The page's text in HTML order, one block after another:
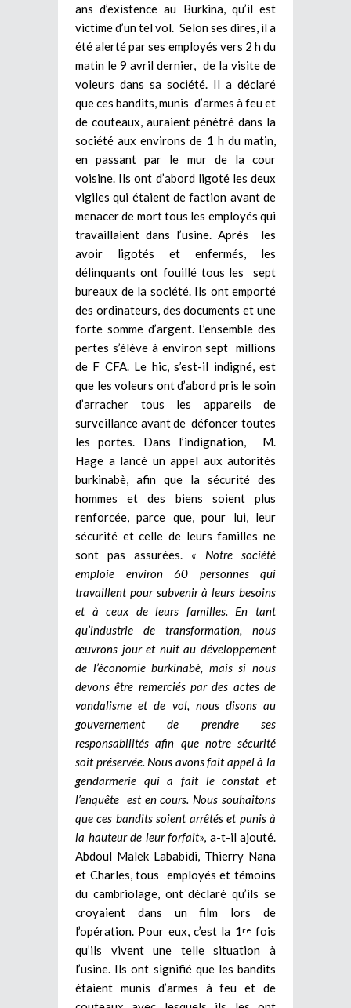
ans d’existence au Burkina, qu’il est
victime d’un tel vol. Selon ses dires, il a
été alerté par ses employés vers 2 h du
matin le 9 avril dernier, de la visite de
voleurs dans sa société. Il a déclaré
que ces bandits, munis d’armes à feu et
de couteaux, auraient pénétré dans la
société aux environs de 1 h du matin,
en passant par le mur de la cour
voisine. Ils ont d’abord ligoté les deux
vigiles qui étaient de faction avant de
menacer de mort tous les employés qui
travaillaient dans l’usine. Après les
avoir ligotés et enfermés, les
délinquants ont fouillé tous les sept
bureaux de la société. Ils ont emporté
des ordinateurs, des documents et une
forte somme d’argent. L’ensemble des
pertes s’élève à environ sept millions
de F CFA. Le hic, s’est-il indigné, est
que les voleurs ont d’abord pris le soin
d’arracher tous les appareils de
surveillance avant de défoncer toutes
les portes. Dans l’indignation, M.
Hage a lancé un appel aux autorités
burkinabè, afin que la sécurité des
hommes et des biens soient plus
renforcée, parce que, pour lui, leur
sécurité et celle de leurs familles ne
sont pas assurées. « Notre société
emploie environ 60 personnes qui
travaillent pour subvenir à leurs besoins
et à ceux de leurs familles. En tant
qu’industrie de transformation, nous
œuvrons jour et nuit au développement
de l’économie burkinabè, mais si nous
devons être remerciés par des actes de
vandalisme et de vol, nous disons au
gouvernement de prendre ses
responsabilités afin que notre sécurité
soit préservée. Nous avons fait appel à la
gendarmerie qui a fait le constat et
l’enquête est en cours. Nous souhaitons
que ces bandits soient arrêtés et punis à
la hauteur de leur forfait», a-t-il ajouté.
Abdoul Malek Lababidi, Thierry Nana
et Charles, tous employés et témoins
du cambriolage, ont déclaré qu’ils se
croyaient dans un film lors de
l’opération. Pour eux, c’est la 1re fois
qu’ils vivent une telle situation à
l’usine. Ils ont signifié que les bandits
étaient munis d’armes à feu et de